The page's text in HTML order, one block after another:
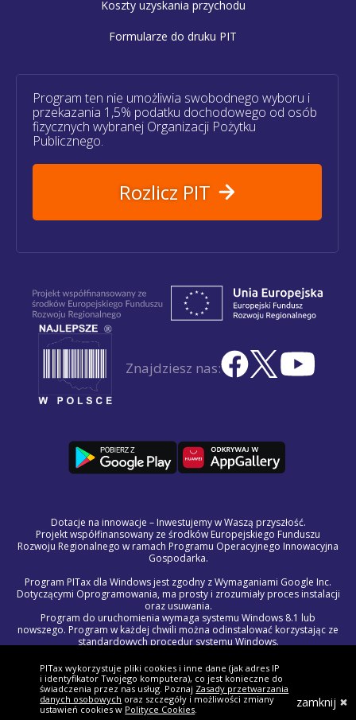
Koszty uzyskania przychodu
Formularze do druku PIT
Program ten nie umożliwia swobodnego wyboru i
przekazania 1,5% podatku dochodowego od osób
fizycznych wybranej Organizacji Pożytku
Publicznego.
Rozlicz PIT
Znajdziesz nas:
Dotacje na innowacje – Inwestujemy w Waszą przyszłość.
Projekt współfinansowany ze środków Europejskiego Funduszu
Rozwoju Regionalnego w ramach Programu Operacyjnego Innowacyjna
Gospodarka.
Program PITax dla Windows jest zgodny z Wymaganiami Google Inc.
Dotyczącymi Oprogramowania, ma prosty i zrozumiały proces instalacji
oraz usuwania.
Program do uruchomienia wymaga systemu Windows 8.1 lub
nowszego. Program w każdej chwili można odinstalować korzystając ze
standardowych procedur systemu Windows.
Świadczenia Usług Drogą Elektroniczną.
W razie wystąpienia problemów technicznych lub błędów w programie,
prosimy o kontakt z naszym zespołem wsparcia pod adresem
pomoc@pitax.pl.
PITax wykorzystuje pliki cookies i inne dane (jak adres IP
i identyfikator Twojego komputera), co jest konieczne do
świadczenia przez nas usług. Poznaj Zasady przetwarzania
danych osobowych oraz szczegóły i możliwości zmiany
ustawień cookies w Polityce Cookies. zamknij